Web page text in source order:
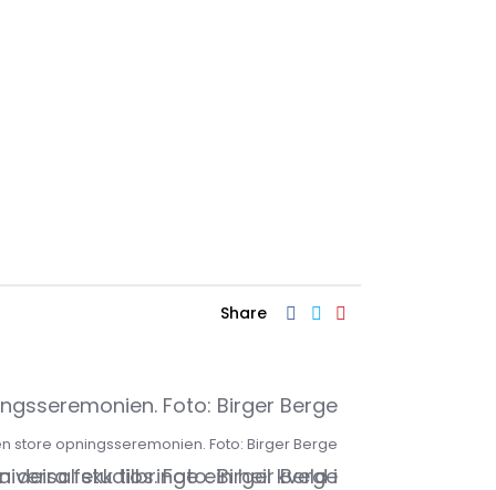
Share
store opningsseremonien. Foto: Birger Berge